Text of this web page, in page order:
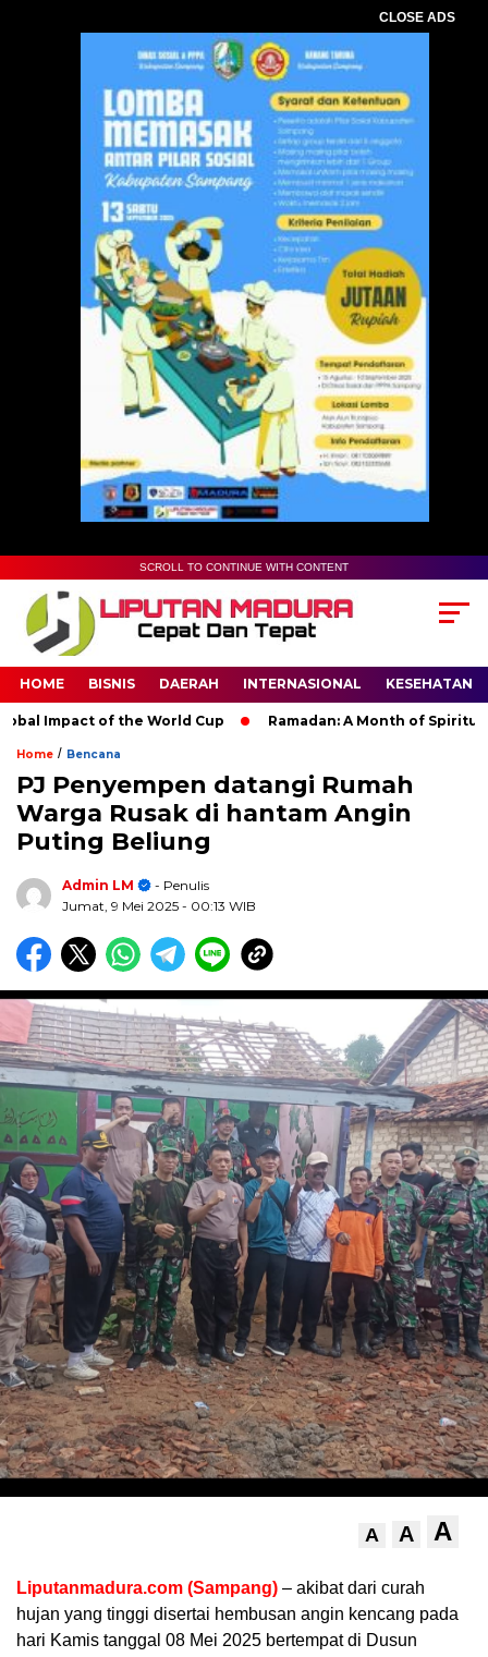
CLOSE ADS
SCROLL TO CONTINUE WITH CONTENT
HOME BISNIS DAERAH INTERNASIONAL KESEHATAN
Impact of the World Cup Ramadan: A Month of Spiritual
Home / Bencana
PJ Penyempen datangi Rumah
Warga Rusak di hantam Angin
Puting Beliung
Admin LM
- Penulis
Jumat, 9 Mei 2025 - 00:13 WIB
A A A
Liputanmadura.com (Sampang) – akibat dari curah
hujan yang tinggi disertai hembusan angin kencang pada
hari Kamis tanggal 08 Mei 2025 bertempat di Dusun